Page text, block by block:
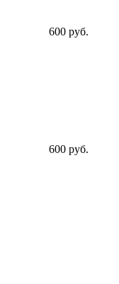
600 руб.
600 руб.